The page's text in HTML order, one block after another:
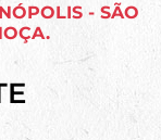
- SÃO